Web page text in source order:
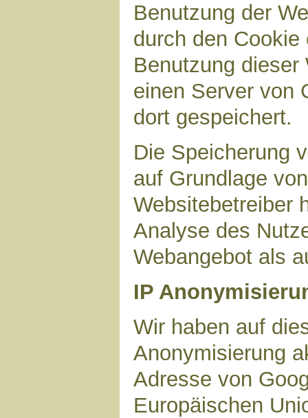
Benutzung der
durch den
Benutzung dieser
einen Server von
dort gespeichert.
Die Speicherung
auf Grundlage
Websitebetreiber
Analyse des
Webangebot als
IP
Wir haben auf
Anonymisierung
Adresse von
Europäischen